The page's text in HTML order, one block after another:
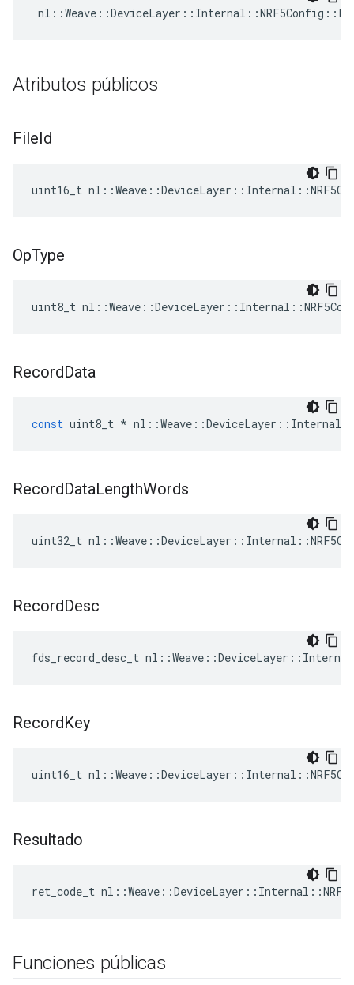
nl ::Weave ::DeviceLayer :: Internal ::NRF5Config ::
Atributos públicos
FileId
uint16_t
OpType
uint8_t
RecordData
const uint8_t * nl ::Weave ::DeviceLayer :: Internal
RecordDataLengthWords
uint32_t
RecordDesc
fds_record_desc_t
RecordKey
uint16_t
Resultado
ret_code_t
Funciones públicas